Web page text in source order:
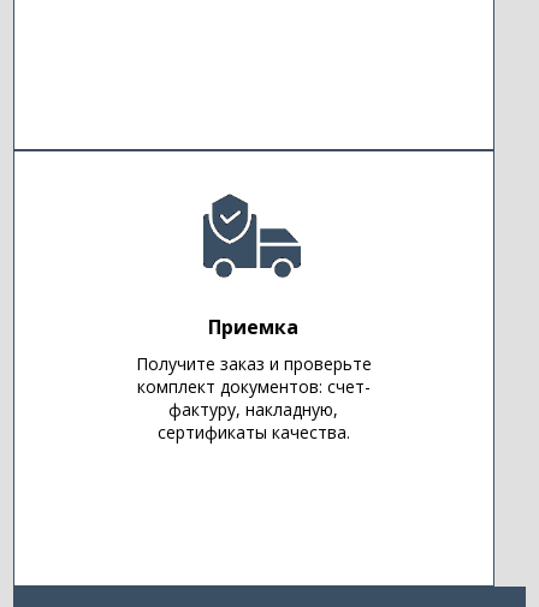
Приемка
Получите заказ и проверьте
комплект документов: счет-
фактуру, накладную,
сертификаты качества.